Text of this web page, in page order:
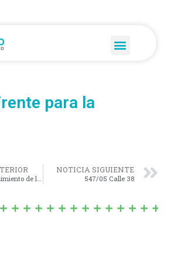
para la
549/05 Mantenimiento de la plantas
NOTICIA SIGUIENTE
547/05 Calle 38